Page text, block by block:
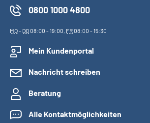
Inhalte in Gebärdensprache (DGS)
Leichte Sprache
Mein Kundenportal
0800 1000 4800
MO- DO08:00 - 19:00, FR08:00 - 15:30
Mein Kundenportal
Nachricht schreiben
Beratung
Alle Kontaktmöglichkeiten